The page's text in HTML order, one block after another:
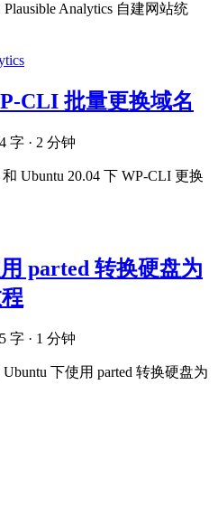
Analytics 自建网站统
CLI 批量更换域名
字 · 2 分钟
Ubuntu 20.04 下 WP-CLI 更换
parted 转换硬盘为
字 · 1 分钟
下使用 parted 转换硬盘为